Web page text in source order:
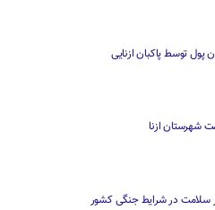
پول توسط پاکبان ازنایی
شهرستان ازنا
سلامت در شرایط جنگی کشور